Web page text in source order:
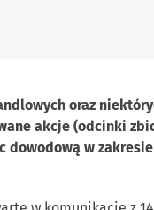
oraz
akcje (odcinki
dowodową w